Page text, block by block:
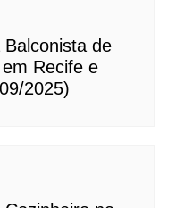
de
Recife e
2025)